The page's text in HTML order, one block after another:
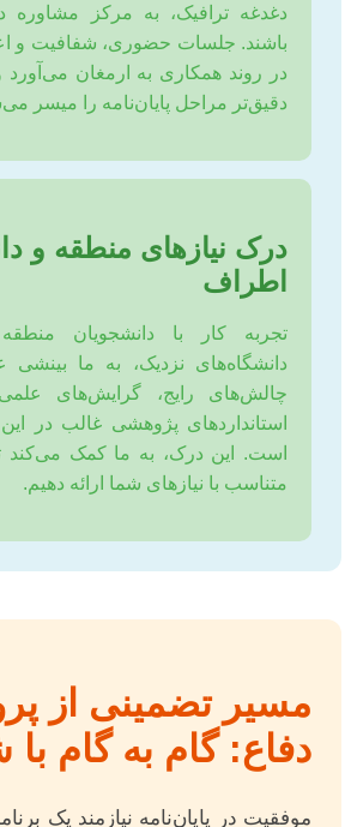
دغدغه ترافیک، به مرکز مشاوره
باشند. جلسات حضوری، شفافیت و
در روند همکاری به ارمغان می‌آورد
دقیق‌تر مراحل پایان‌نامه را میسر
درک نیازهای منطقه و
اطراف
تجربه کار با دانشجویان
دانشگاه‌های نزدیک، به ما
چالش‌های رایج، گرایش‌های
استانداردهای پژوهشی غالب در
است. این درک، به ما کمک می‌کند
متناسب با نیازهای شما ارائه دهیم.
مسیر تضمینی از
دفاع: گام به گام با
موفقیت در پایان‌نامه نیازمند یک